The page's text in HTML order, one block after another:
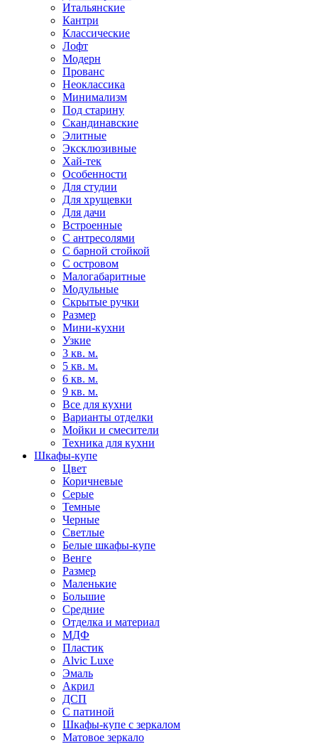
Итальянские
Кантри
Классические
Лофт
Модерн
Прованс
Неоклассика
Минимализм
Под старину
Скандинавские
Элитные
Эксклюзивные
Хай-тек
Особенности
Для студии
Для хрущевки
Для дачи
Встроенные
С антресолями
С барной стойкой
С островом
Малогабаритные
Модульные
Скрытые ручки
Размер
Мини-кухни
Узкие
3 кв. м.
5 кв. м.
6 кв. м.
9 кв. м.
Все для кухни
Варианты отделки
Мойки и смесители
Техника для кухни
Шкафы-купе
Цвет
Коричневые
Серые
Темные
Черные
Светлые
Белые шкафы-купе
Венге
Размер
Маленькие
Большие
Средние
Отделка и материал
МДФ
Пластик
Alvic Luxe
Эмаль
Акрил
ДСП
С патиной
Шкафы-купе с зеркалом
Матовое зеркало